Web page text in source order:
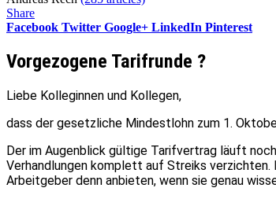
Share
Facebook Twitter Google+ LinkedIn Pinterest
Vorgezogene Tarifrunde ?
Liebe Kolleginnen und Kollegen,
dass der gesetzliche Mindestlohn zum 1.
Der im Augenblick gültige Tarifvertrag läuft
Verhandlungen komplett auf Streiks verzichten.
Arbeitgeber denn anbieten, wenn sie genau